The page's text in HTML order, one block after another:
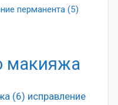
перманента (5)
макияжа
(6) исправление